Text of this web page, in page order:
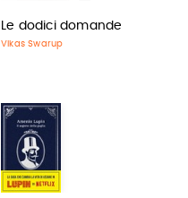
Le dodici domande
Vikas Swarup